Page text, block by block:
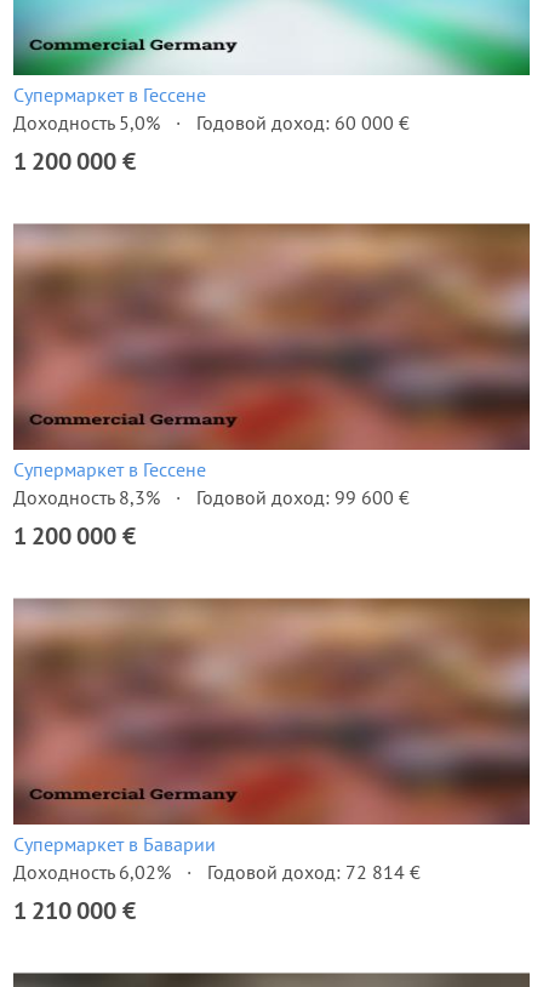
Супермаркет в Гессене
Доходность 5,0%
Годовой доход: 60 000 €
1 200 000 €
Супермаркет в Гессене
Доходность 8,3%
Годовой доход: 99 600 €
1 200 000 €
Супермаркет в Баварии
Доходность 6,02%
Годовой доход: 72 814 €
1 210 000 €